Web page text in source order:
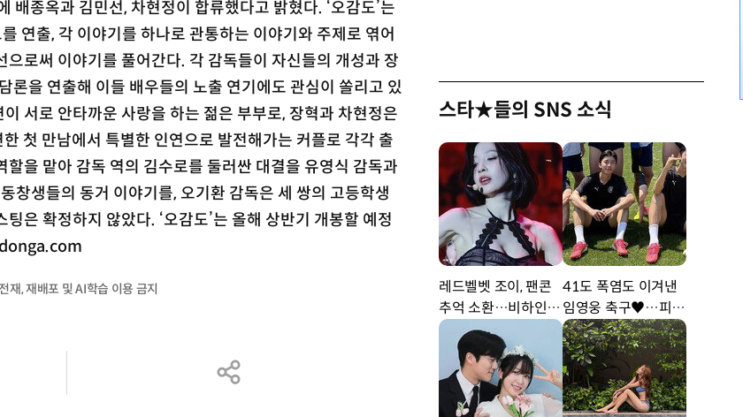
배종옥과 김민선, 차현정이 합류했다고 밝혔다. ‘오감도’는
연출, 각 이야기를 하나로 관통하는 이야기와 주제로 엮어
로써 이야기를 풀어간다. 각 감독들이 자신들의 개성과 장
론을 연출해 이들 배우들의 노출 연기에도 관심이 쏠리고 있
서로 안타까운 사랑을 하는 젊은 부부로, 장혁과 차현정은
첫 만남에서 특별한 인연으로 발전해가는 커플로 각각 출
할을 맡아 감독 역의 김수로를 둘러싼 대결을 유영식 감독과
창생들의 동거 이야기를, 오기환 감독은 세 쌍의 고등학생
은 확정하지 않았다. ‘오감도’는 올해 상반기 개봉할 예정
, 재배포 및 AI학습 이용 금지
스타★들의 SNS 소식
레드벨벳 조이, 팬콘
추억 소환…비하인드
공개 [DA★]
41도 폭염도 이겨낸
임영웅 축구♥…피지
컬 난리 [DA★]